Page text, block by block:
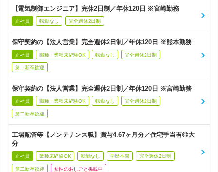
【電気制御エンジニア】完休2日制／年休120日 ※宮崎勤務
正社員 転勤なし 完全週休2日制
保守契約の【法人営業】完全週休2日制／年休120日 ※熊本勤務
正社員 職種・業種未経験OK 転勤なし 完全週休2日制
第二新卒歓迎
保守契約の【法人営業】完全週休2日制／年休120日 ※宮崎勤務
正社員 職種・業種未経験OK 転勤なし 完全週休2日制
第二新卒歓迎
工場配管等【メンテナンス職】賞与4.67ヶ月分／住宅手当有◎大
分
正社員 業種未経験OK 転勤なし 学歴不問 完全週休2日制
第二新卒歓迎 女性のおしごと掲載中